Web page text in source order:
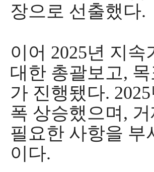
장으로 선출했다.
이어 2025년 지속
대한 총괄보고,
가 진행됐다. 2025
폭 상승했으며 ,
필요한 사항을 부
이다.